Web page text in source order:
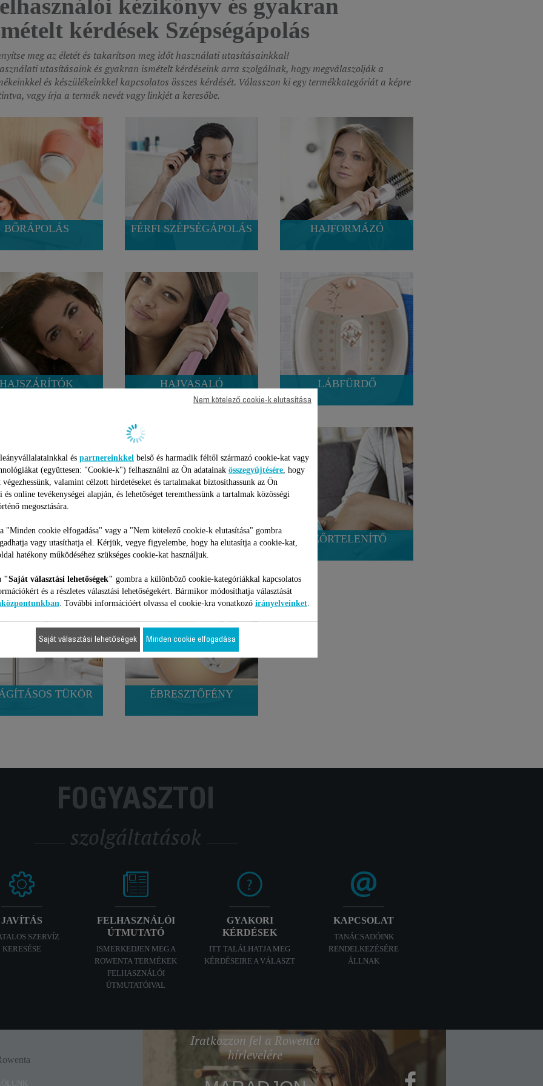
kézikönyv és gyakran
kérdések Szépségápolás
meg az életét és takarítson meg időt használati utasításainkkal!
utasításaink és gyakran ismételt kérdéseink arra szolgálnak, hogy megválaszolják a
és készülékeinkkel kapcsolatos összes kérdését. Válasszon ki egy termékkategóriát a képre
vagy írja a termék nevét vagy linkjét a keresőbe.
BŐRÁPOLÁS FÉRFI SZÉPSÉGÁPOLÁS HAJFORMÁZÓ
HAJSZÁRÍTÓK HAJVASALÓ LÁBFÜRDŐ
/ PEDIKŰR SZEMÉLYMÉRLEG SZŐRTELENÍTŐ
TÜKÖR ÉBRESZTŐFÉNY
FOGYASZTÓI
szolgáltatások
JAVÍTÁS
SZERVÍZ
KERESÉSE
FELHASZNÁLÓI
ÚTMUTATÓ
ISMERKEDJEN MEG A
ROWENTA TERMÉKEK
FELHASZNÁLÓI
ÚTMUTATÓIVAL
GYAKORI
KÉRDÉSEK
ITT TALÁLHATJA MEG
KÉRDÉSEIRE A VÁLASZT
KAPCSOLAT
TANÁCSADÓINK
RENDELKEZÉSÉRE
ÁLLNAK
Iratkozzon fel a Rowenta
hírlevelére
és partnereinkkel belső és harmadik féltől származó cookie-kat vagy
(együttesen: "Cookie-k") felhasználni az Ön adatainak összegyűjtésére , hogy
végezhessünk, valamint célzott hirdetéseket és tartalmakat biztosíthassunk az Ön
és online tevékenységei alapján, és lehetőséget teremthessünk a tartalmak közösségi
megosztására.
"Minden cookie elfogadása" vagy a "Nem kötelező cookie-k elutasítása" gombra
vagy utasíthatja el. Kérjük, vegye figyelembe, hogy ha elutasítja a cookie-kat,
hatékony működéséhez szükséges cookie-kat használjuk.
"Saját választási lehetőségek" gombra a különböző cookie-kategóriákkal kapcsolatos
és a részletes választási lehetőségekért. Bármikor módosíthatja választását
. További információért olvassa el cookie-kra vonatkozó irányelveinket
Nem kötelező cookie-k elutasítása
Saját választási lehetőségek Minden cookie elfogadása